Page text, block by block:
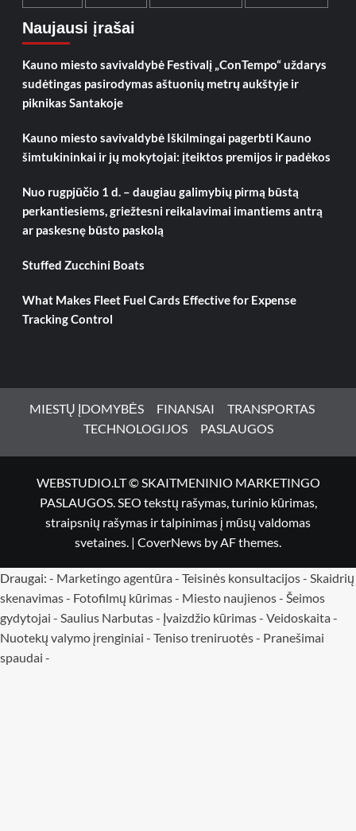
Naujausi įrašai
Kauno miesto savivaldybė Festivalį „ConTempo“ uždarys
sudėtingas pasirodymas aštuonių metrų aukštyje ir
piknikas Santakoje
Kauno miesto savivaldybė Iškilmingai pagerbti Kauno
šimtukininkai ir jų mokytojai: įteiktos premijos ir padėkos
Nuo rugpjūčio 1 d. – daugiau galimybių pirmą būstą
perkantiesiems, griežtesni reikalavimai imantiems antrą
ar paskesnę būsto paskolą
Stuffed Zucchini Boats
What Makes Fleet Fuel Cards Effective for Expense
Tracking Control
MIESTŲ ĮDOMYBĖS FINANSAI
TRANSPORTAS
TECHNOLOGIJOS
PASLAUGOS
WEBSTUDIO.LT © SKAITMENINIO MARKETINGO
PASLAUGOS. SEO tekstų rašymas, turinio kūrimas,
straipsnių rašymas ir talpinimas į mūsų valdomas
svetaines. | CoverNews by AF themes.
Draugai: - Marketingo agentūra - Teisinės konsultacijos- Skaidrių
skenavimas- Fotofilmų kūrimas- Miesto naujienos- Šeimos
gydytojai - Saulius Narbutas- Įvaizdžio kūrimas- Veidoskaita -
Nuotekų valymo įrenginiai - Teniso treniruotės- Pranešimai
spaudai -